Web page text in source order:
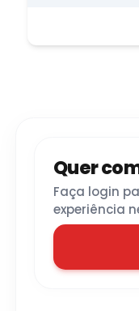
Quer
Faça login
experiência